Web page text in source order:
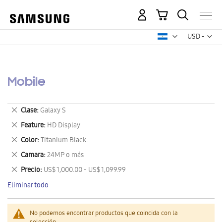
USD -
dólar
Mi carrito
Mobile
No podemos encontrar productos que coincida con la
Clase Galaxy S
Eliminar
este
artículo
Feature HD Display
Eliminar
este
artículo
Color Titanium Black.
Eliminar
este
artículo
Camara 24MP o más
Eliminar
este
artículo
Precio US$ 1,000.00 - US$ 1,099.99
Eliminar
este
artículo
Eliminar todo